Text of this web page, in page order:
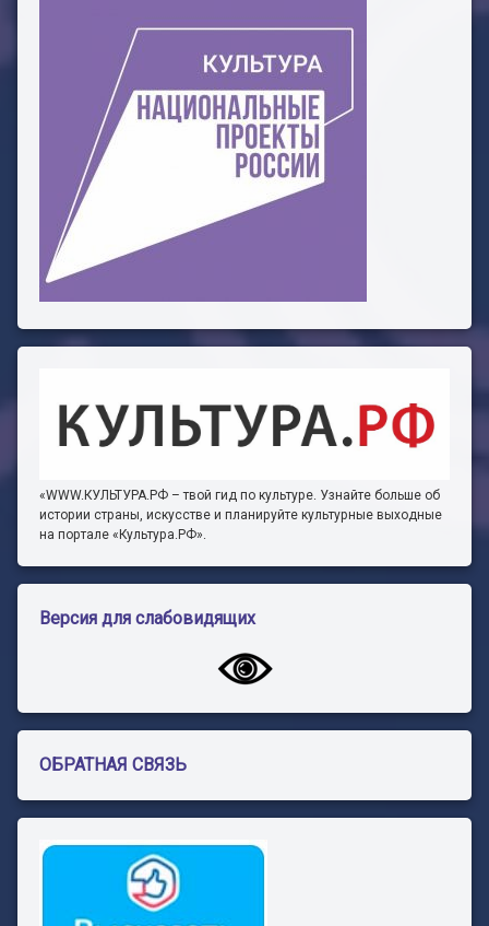
«WWW.КУЛЬТУРА.РФ – твой гид по культуре. Узнайте больше об
истории страны, искусстве и планируйте культурные выходные
на портале «Культура.РФ».
Версия для слабовидящих
ОБРАТНАЯ СВЯЗЬ